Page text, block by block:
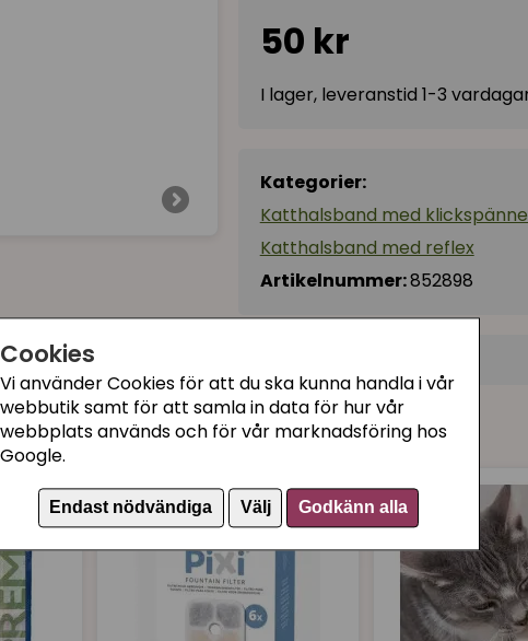
Cookies
Vi använder Cookies för att du ska kunna handla i vår
webbutik samt för att samla in data för hur vår
webbplats används och för vår marknadsföring hos
Google.
Endast nödvändiga Välj Godkänn alla
50 kr
I lager, leveranstid 1-3
Kategorier:
Katthalsband med
Katthalsband med reflex
Artikelnummer:852898
Hjördis
för 1 år sedan
Karin
för 1 år sedan